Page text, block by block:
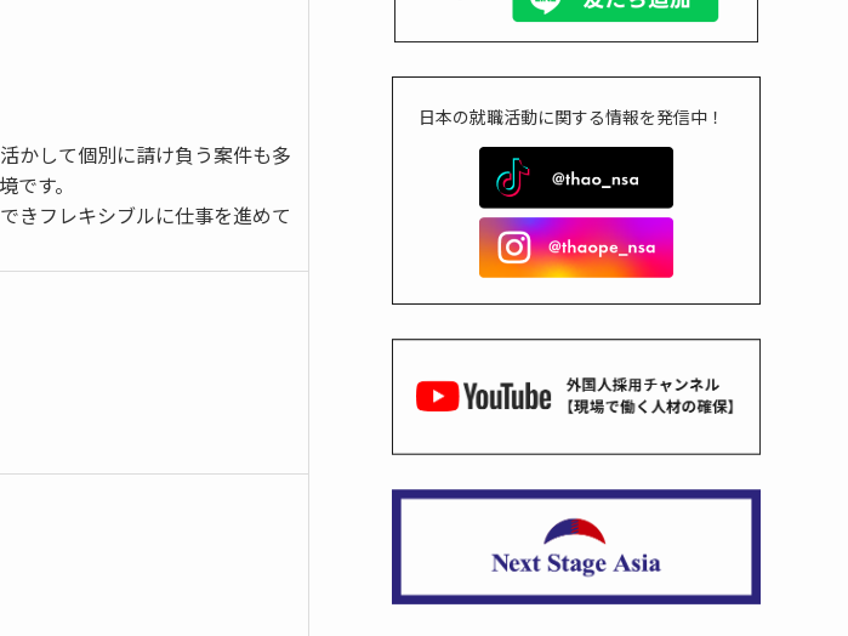
かして個別に請け負う案件も多
です。
きフレキシブルに仕事を進めて
日本の就職活動に関する情報を発信中！